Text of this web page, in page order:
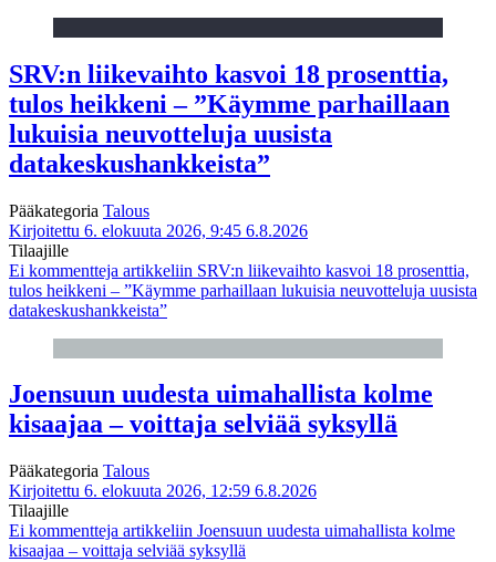
SRV:n liikevaihto kasvoi 18 prosenttia,
tulos heikkeni – ”Käymme parhaillaan
lukuisia neuvotteluja uusista
datakeskushankkeista”
Pääkategoria Talous
Kirjoitettu 6. elokuuta 2026, 9:45 6.8.2026
Tilaajille
Ei kommentteja artikkeliin SRV:n liikevaihto kasvoi 18 prosenttia,
tulos heikkeni – ”Käymme parhaillaan lukuisia neuvotteluja uusista
datakeskushankkeista”
Joensuun uudesta uimahallista kolme
kisaajaa – voittaja selviää syksyllä
Pääkategoria Talous
Kirjoitettu 6. elokuuta 2026, 12:59 6.8.2026
Tilaajille
Ei kommentteja artikkeliin Joensuun uudesta uimahallista kolme
kisaajaa – voittaja selviää syksyllä